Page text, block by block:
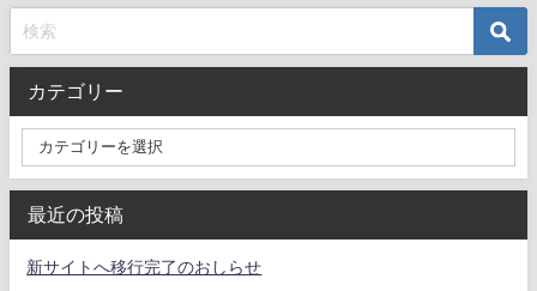
カテゴリー
最近の投稿
新サイトへ移行完了のおしらせ